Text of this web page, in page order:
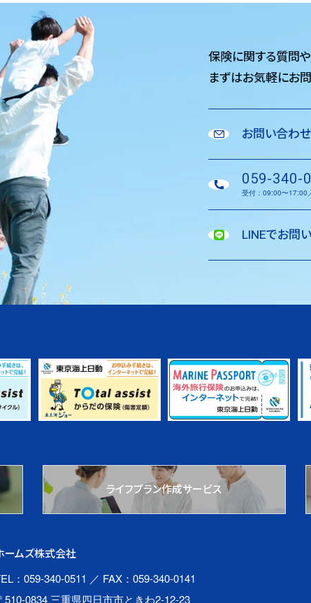
保険に関する質問や
まずはお気軽にお
お問い合わせ
059-340-
受付：09:00〜17:00
LINEでお問
ライフプラン作成サービス
ームズ株式会社
：059-340-0511 ／ FAX：059-340-0141
510-0834 三重県四日市市ときわ2-12-23